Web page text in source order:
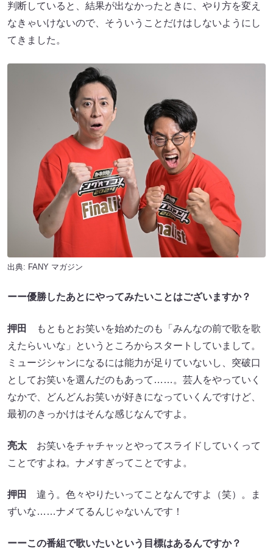
判断していると、結果が出なかったときに、やり方を変え
なきゃいけないので、そういうことだけはしないようにし
てきました。
出典: FANY マガジン
ーー優勝したあとにやってみたいことはございますか？
押田
もともとお笑いを始めたのも「みんなの前で歌を歌
えたらいいな」というところからスタートしていまして。
ミュージシャンになるには能力が足りていないし、突破口
としてお笑いを選んだのもあって……。芸人をやっていく
なかで、どんどんお笑いが好きになっていくんですけど、
最初のきっかけはそんな感じなんですよ。
亮太 お笑いをチャチャッとやってスライドしていくって
ことですよね。ナメすぎってことですよ。
押田
違う。色々やりたいってことなんですよ（笑）。ま
ずいな……ナメてるんじゃないんです！
ーーこの番組で歌いたいという目標はあるんですか？